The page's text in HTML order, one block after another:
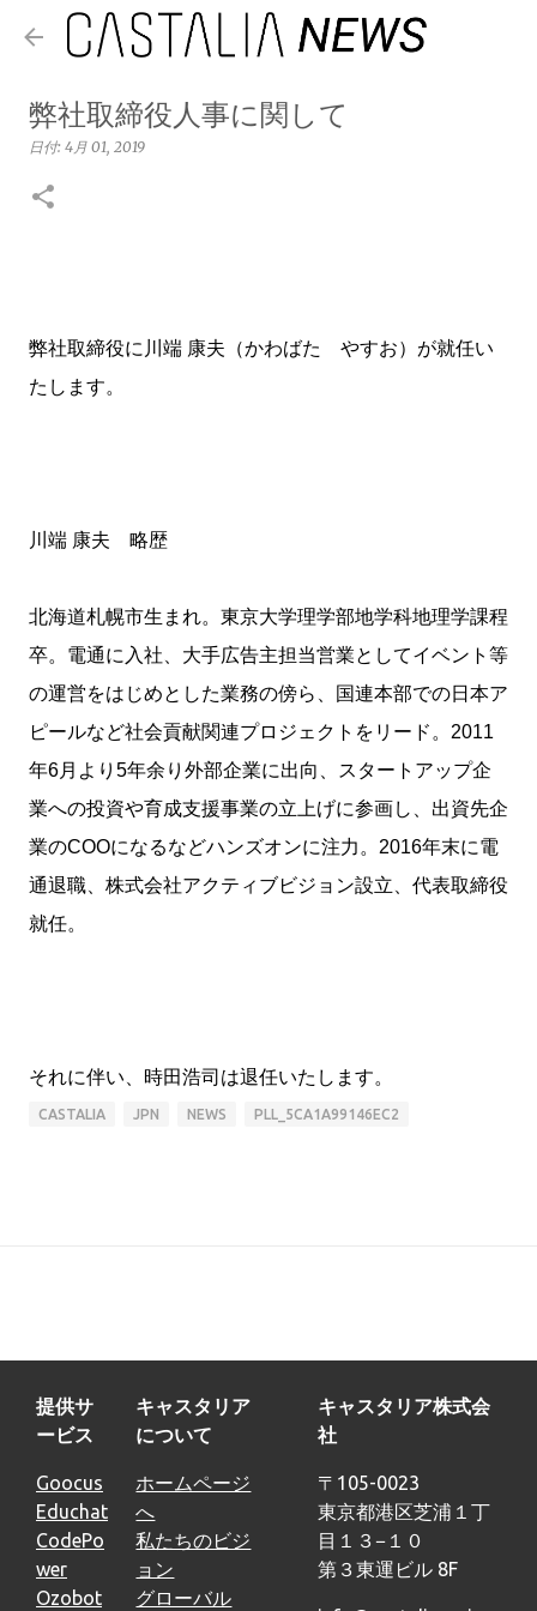
スキップしてメイン コンテンツに移動
弊社取締役人事に関して
日付: 4月 01, 2019
弊社取締役に川端 康夫（かわばた やすお）が就任い
たします。
川端 康夫 略歴
北海道札幌市生まれ。東京大学理学部地学科地理学課程
卒。電通に入社、大手広告主担当営業としてイベント等
の運営をはじめとした業務の傍ら、国連本部での日本ア
ピールなど社会貢献関連プロジェクトをリード。2011
年6月より5年余り外部企業に出向、スタートアップ企
業への投資や育成支援事業の立上げに参画し、出資先企
業のCOOになるなどハンズオンに注力。2016年末に電
通退職、株式会社アクティブビジョン設立、代表取締役
就任。
それに伴い、時田浩司は退任いたします。
CASTALIA JPN NEWS PLL_5CA1A99146EC2
提供サ
ービス
Goocus
Educhat
CodePo
wer
Ozobot
キャスタリア
について
ホームページ
へ
私たちのビジ
ョン
グローバル
キャスタリア株式会
社
〒105-0023
東京都港区芝浦１丁
目１３−１０
第３東運ビル 8F